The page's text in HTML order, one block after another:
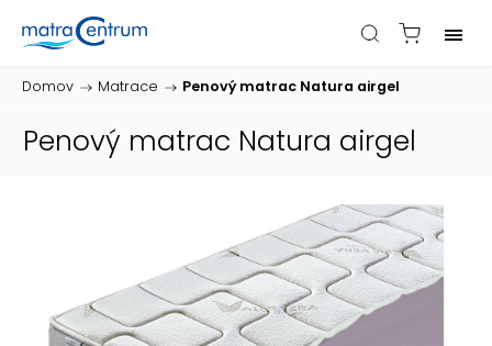
Domov / Matrace / Penový matrac Natura airgel
Penový matrac Natura airgel